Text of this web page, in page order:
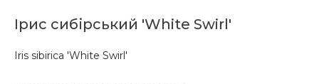
Ірис сибірський 'White Swirl'
Iris sibirica 'White Swirl'